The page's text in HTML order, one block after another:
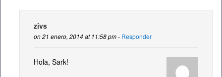
zivs
on 21 enero, 2014 at 11:58 pm - Responder
Hola, Sark!